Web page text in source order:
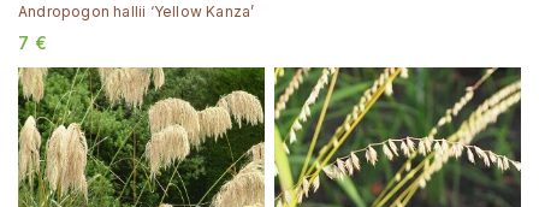
Andropogon hallii ‘Yellow Kanza’
7 €